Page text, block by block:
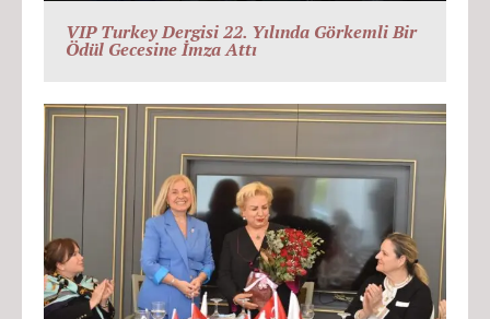
VIP Turkey Dergisi 22. Yılında Görkemli Bir
Ödül Gecesine İmza Attı